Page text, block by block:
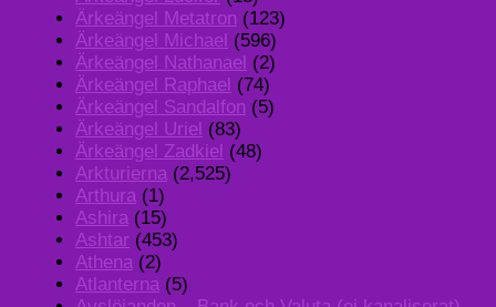
Ärkeängel Metatron (123)
Ärkeängel Michael (596)
Ärkeängel Nathanael (2)
Ärkeängel Raphael (74)
Ärkeängel Sandalfon (5)
Ärkeängel Uriel (83)
Ärkeängel Zadkiel (48)
Arkturierna (2,525)
Arthura (1)
Ashira (15)
Ashtar (453)
Athena (2)
Atlanterna (5)